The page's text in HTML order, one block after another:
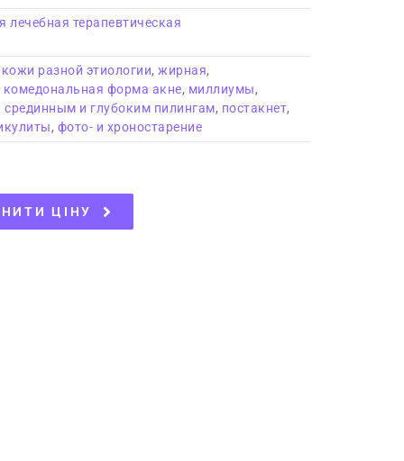
лечебная терапевтическая
разной этиологии,жирная,
комедональная форма акне, миллиумы,
срединным и глубоким пилингам, постакнет,
, фото- и хроностарение
ЦІНУ